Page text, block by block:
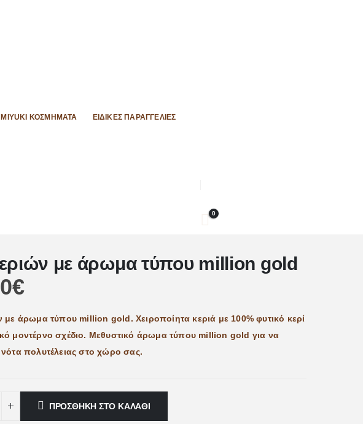
MIYUKI ΚΟΣΜΉΜΑΤΑ ΕΙΔΙΚΈΣ ΠΑΡΑΓΓΕΛΊΕΣ
0
με άρωμα τύπου million gold
€
με άρωμα τύπου million gold. Χειροποίητα κεριά με 100% φυτικό κερί
μοντέρνο σχέδιο. Μεθυστικό άρωμα τύπου million gold για να
πολυτέλειας στο χώρο σας.
ΠΡΟΣΘΉΚΗ ΣΤΟ ΚΑΛΆΘΙ